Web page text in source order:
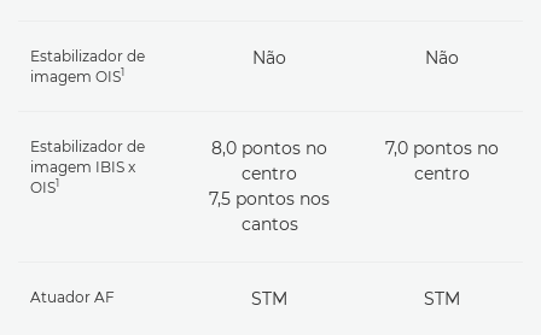
Estabilizador de
imagem OIS1
Não Não
Estabilizador de
imagem IBIS x
OIS1
8,0 pontos no
centro
7,5 pontos nos
cantos
7,0 pontos no
centro
Atuador AF STM STM